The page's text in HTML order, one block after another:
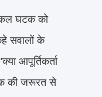
घटक को
सवालों के
आपूर्तिकर्ता
की जरूरत से